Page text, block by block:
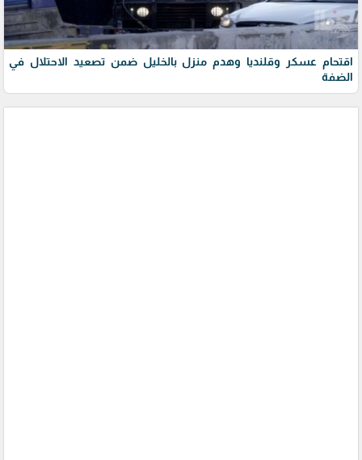
اقتحام عسكر وقلنديا وهدم منزل بالخليل ضمن تصعيد الاحتلال في
الضفة